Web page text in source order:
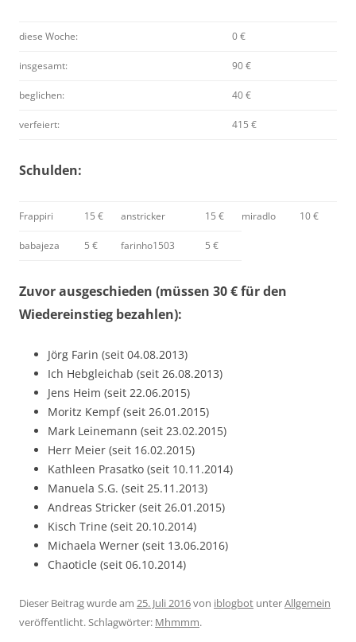
diese Woche: 0 €
insgesamt: 90 €
beglichen: 40 €
verfeiert: 415 €
Schulden:
Frappiri 15 € anstricker 15 € miradlo 10 €
babajeza 5 € farinho1503 5 €
Zuvor ausgeschieden (müssen 30 € für den
Wiedereinstieg bezahlen):
Jörg Farin (seit 04.08.2013)
Ich Hebgleichab (seit 26.08.2013)
Jens Heim (seit 22.06.2015)
Moritz Kempf (seit 26.01.2015)
Mark Leinemann (seit 23.02.2015)
Herr Meier (seit 16.02.2015)
Kathleen Prasatko (seit 10.11.2014)
Manuela S.G. (seit 25.11.2013)
Andreas Stricker (seit 26.01.2015)
Kisch Trine (seit 20.10.2014)
Michaela Werner (seit 13.06.2016)
Chaoticle (seit 06.10.2014)
Dieser Beitrag wurde am 25. Juli 2016von iblogbot unterAllgemein
veröffentlicht. Schlagwörter: Mhmmm.